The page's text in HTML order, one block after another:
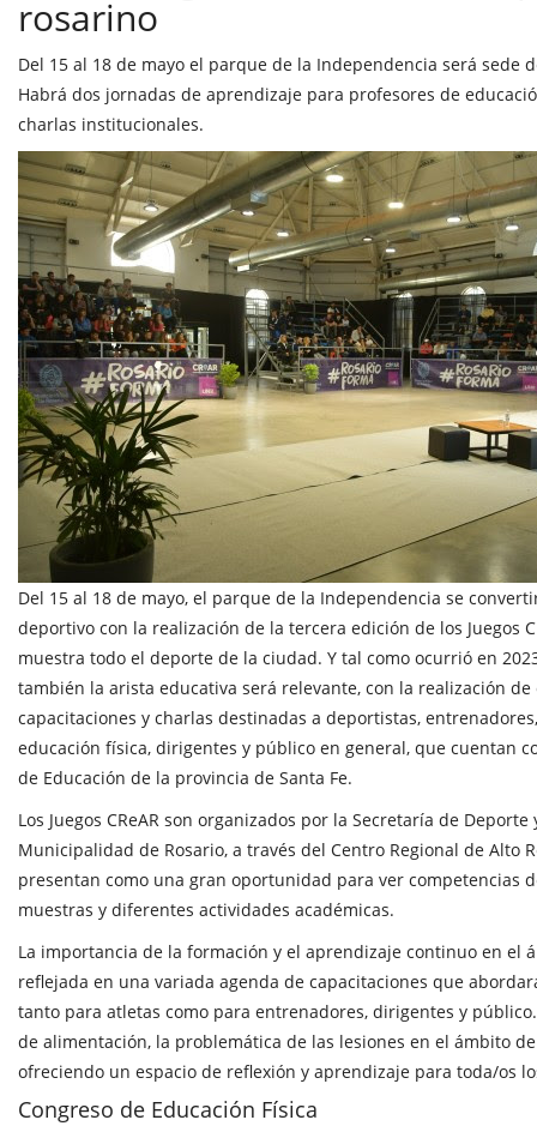
rosarino
Del 15 al 18 de mayo el parque de la Independencia será sede
Habrá dos jornadas de aprendizaje para profesores de
charlas institucionales.
Del 15 al 18 de mayo, el parque de la Independencia se
deportivo con la realización de la tercera edición de los Juegos
muestra todo el deporte de la ciudad. Y tal como ocurrió en
también la arista educativa será relevante, con la realización
capacitaciones y charlas destinadas a deportistas,
educación física, dirigentes y público en general, que cuentan
de Educación de la provincia de Santa Fe.
Los Juegos CReAR son organizados por la Secretaría de
Municipalidad de Rosario, a través del Centro Regional de Alto
presentan como una gran oportunidad para ver competencias
muestras y diferentes actividades académicas.
La importancia de la formación y el aprendizaje continuo en el
reflejada en una variada agenda de capacitaciones que
tanto para atletas como para entrenadores, dirigentes y
de alimentación, la problemática de las lesiones en el ámbito
ofreciendo un espacio de reflexión y aprendizaje para toda/os
Congreso de Educación Física